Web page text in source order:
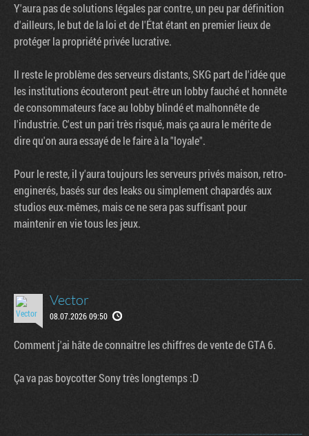
Y'aura pas de solutions légales par contre, un peu par définition
d'ailleurs, le but de la loi et de l'État étant en premier lieux de
protéger la propriété privée lucrative.
Il reste le problème des serveurs distants, SKG part de l'idée que
les institutions écouteront peut-être un lobby fauché et honnête
de consommateurs face au lobby blindé et malhonnête de
l'industrie. C'est un pari très risqué, mais ça aura le mérite de
dire qu'on aura essayé de le faire à la "loyale".
Pour le reste, il y'aura toujours les serveurs privés maison, retro-
enginerés, basés sur des leaks ou simplement chapardés aux
studios eux-mêmes, mais ce ne sera pas suffisant pour
maintenir en vie tous les jeux.
Vector
08.07.2026 09:50
Comment j'ai hâte de connaitre les chiffres de vente de GTA 6.
Ça va pas boycotter Sony très longtemps :D